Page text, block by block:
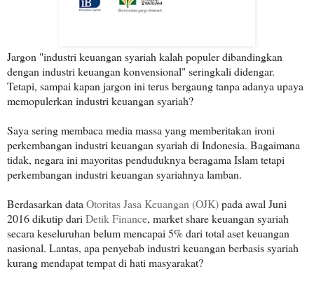
Jargon "industri keuangan syariah kalah populer dibandingkan
dengan industri keuangan konvensional" seringkali didengar.
Tetapi, sampai kapan jargon ini terus bergaung tanpa adanya upaya
memopulerkan industri keuangan syariah?
Saya sering membaca media massa yang memberitakan ironi
perkembangan industri keuangan syariah di Indonesia. Bagaimana
tidak, negara ini mayoritas penduduknya beragama Islam tetapi
perkembangan industri keuangan syariahnya lamban.
Berdasarkan data Otoritas Jasa Keuangan (OJK)pada awal Juni
2016 dikutip dari Detik Finance, market share keuangan syariah
secara keseluruhan belum mencapai 5% dari total aset keuangan
nasional. Lantas, apa penyebab industri keuangan berbasis syariah
kurang mendapat tempat di hati masyarakat?